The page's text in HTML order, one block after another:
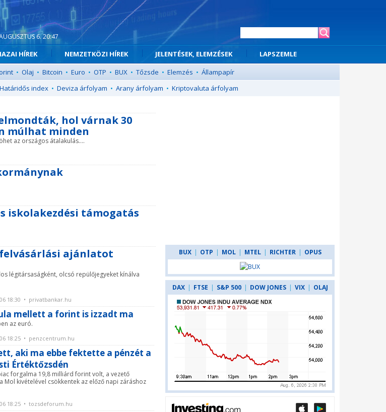
6. 20:47
HÍREK NEMZETKÖZI HÍREK JELENTÉSEK, ELEMZÉSEK
LAPSZEMLE
• Olaj • Bitcoin • Euro • OTP • BUX • Tőzsde • Elemzés • Állampapír
Határidős index • Deviza árfolyam • Arany árfolyam • Kriptovaluta árfolyam
hol várnak 30
múlhat minden
az országos átalakulás....
iskolakezdési támogatás
felvásárlási ajánlatot
légitársaságként, olcsó repülőjegyeket kínálva
18:30 • privatbankar.hu
mellett a forint is izzadt ma
az euró.
18:25 • penzcentrum.hu
aki ma ebbe fektette a pénzét a
Értéktőzsdén
forgalma 19,8 milliárd forint volt, a vezető
Mol kivételével csökkentek az előző napi záráshoz
18:25 • tozsdeforum.hu
BUX | OTP | MOL | MTEL | RICHTER | OPUS
DAX | FTSE | S&P 500 | DOW JONES | VIX | OLAJ